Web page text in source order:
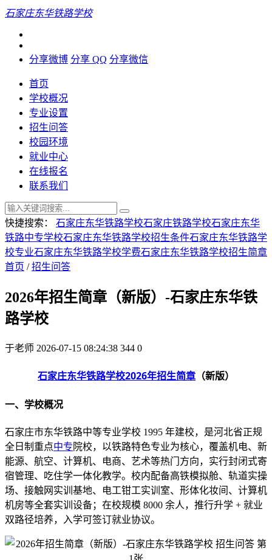
石家庄东华铁路学校
分享微博 分享 QQ 分享微信
首页
学校概况
专业设置
招生问答
校园环境
就业中心
在线报名
联系我们
快捷搜索： 石家庄东华铁路学校石家庄铁路学校石家庄东华
铁路中专学校石家庄东华铁路学校招生条件石家庄东华铁路学
校专业石家庄东华铁路学校学费石家庄东华铁路学校招生简章
首页 /招生问答
2026年招生简章（新版）-石家庄东华铁
路学校
于老师 2026-07-15 08:24:38 344 0
石家庄东华铁路学校2026年招生简章 （新版）
一、学校概况
石家庄市东华铁路中等专业学校 1995 年建校，是河北省正规
全日制重点中专 院校，以铁路特色专业为核心，覆盖机电、新
能源、航空、计算机、电商、艺术等热门方向，实行封闭式寄
宿管理、吃住学一体化教学。 校内配备高铁模拟舱、轨道实操
场、接触网实训基地、电工钳工实训室、形体化妆间、计算机
机房等全套实训设备；在校规模 8000 余人，推行升学 + 就业
双路径培养，入学可签订就业协议。